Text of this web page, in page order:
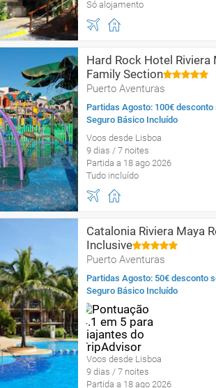
Só alojamento
Hard Rock Hotel Riviera
Family Section
Puerto Aventuras
Partidas Agosto: 100€ desconto
Seguro Básico Incluído
Voos desde Lisboa
9 dias / 7 noites
Partida a 18 ago 2026
Tudo incluído
Catalonia Riviera Maya
Inclusive
Puerto Aventuras
Partidas Agosto: 50€ desconto
Seguro Básico Incluído
Voos desde Lisboa
9 dias / 7 noites
Partida a 18 ago 2026